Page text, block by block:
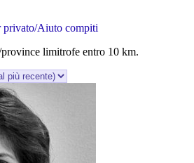
privato/Aiuto compiti
limitrofe entro 10 km.